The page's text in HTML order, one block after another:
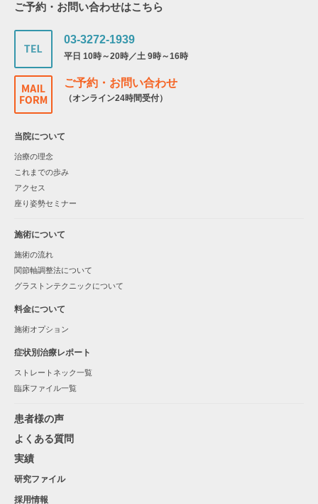
ご予約・お問い合わせはこちら
03-3272-1939
平日 10時～20時／土 9時～16時
ご予約・お問い合わせ
（オンライン24時間受付）
当院について
治療の理念
これまでの歩み
アクセス
座り姿勢セミナー
施術について
施術の流れ
関節軸調整法について
グラストンテクニックについて
料金について
施術オプション
症状別治療レポート
ストレートネック一覧
臨床ファイル一覧
患者様の声
よくある質問
実績
研究ファイル
採用情報